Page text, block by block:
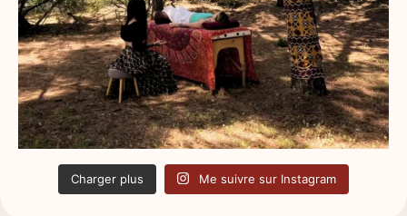
Charger plus Me suivre sur Instagram